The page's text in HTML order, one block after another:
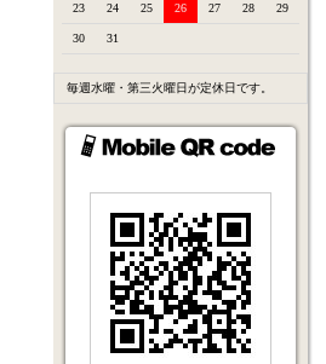
23 24 25 26 27 28 29
30 31
毎週水曜・第三火曜日が定休日です。